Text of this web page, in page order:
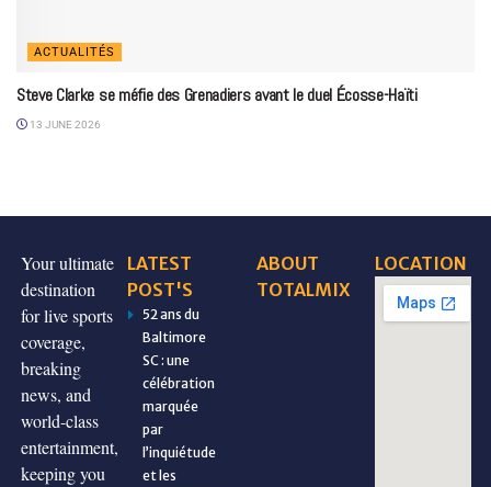
ACTUALITÉS
Steve Clarke se méfie des Grenadiers avant le duel Écosse-Haïti
13 JUNE 2026
Your ultimate
destination
for live sports
coverage,
breaking
news, and
world-class
entertainment,
keeping you
LATEST
POST'S
52 ans du
Baltimore
SC : une
célébration
marquée
par
l’inquiétude
et les
ABOUT
TOTALMIX
LOCATION